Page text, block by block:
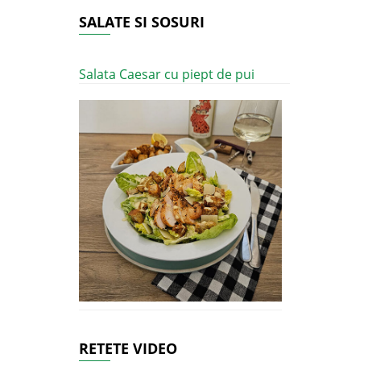
SALATE SI SOSURI
Salata Caesar cu piept de pui
RETETE VIDEO